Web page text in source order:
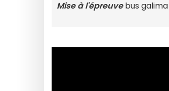
Mise à l'épreuvebus